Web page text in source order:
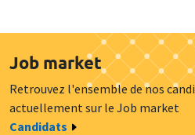
Job market
Retrouvez l'ensemble de nos
actuellement sur le Job market
Candidats